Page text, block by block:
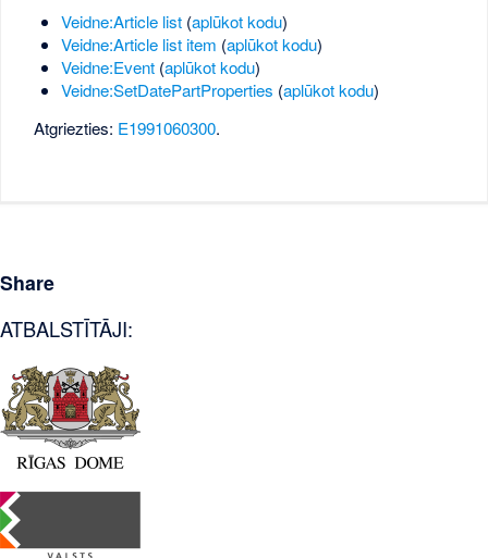
Veidne:Article list(aplūkot kodu)
Veidne:Article list item (aplūkot kodu)
Veidne:Event(aplūkot kodu)
Veidne:SetDatePartProperties (aplūkot kodu)
Atgriezties: E1991060300.
Share
ATBALSTĪTĀJI: